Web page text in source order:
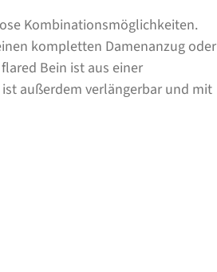
Kombinationsmöglichkeiten.
kompletten Damenanzug oder
Bein ist aus einer
außerdem verlängerbar und mit